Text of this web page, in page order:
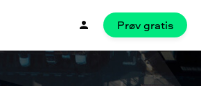
Prøv gratis